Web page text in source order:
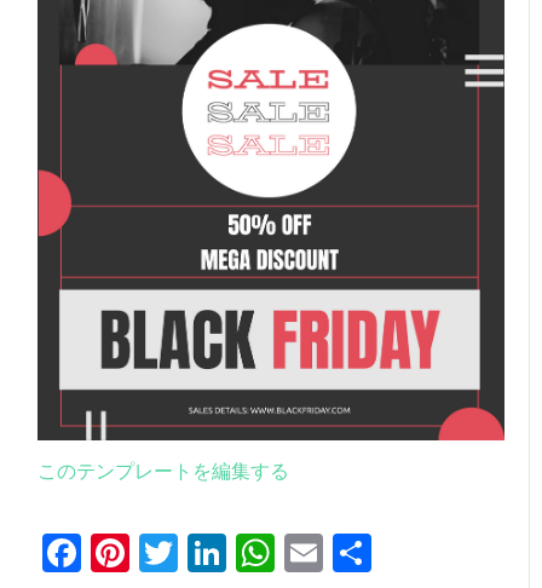
このテンプレートを編集する
Facebook
Pinterest
Twitter
LinkedIn
WhatsApp
Email